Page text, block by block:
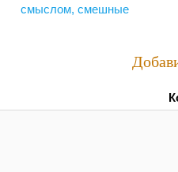
смыслом, смешные